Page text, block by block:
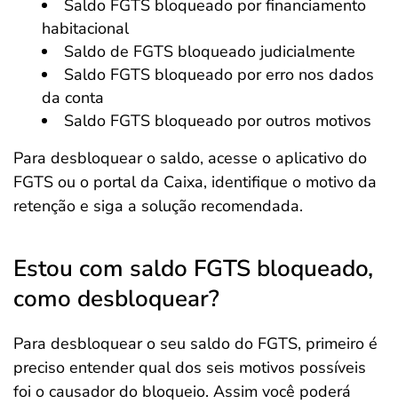
Saldo FGTS bloqueado por financiamento
habitacional
Saldo de FGTS bloqueado judicialmente
Saldo FGTS bloqueado por erro nos dados
da conta
Saldo FGTS bloqueado por outros motivos
Para desbloquear o saldo, acesse o aplicativo do
FGTS ou o portal da Caixa, identifique o motivo da
retenção e siga a solução recomendada.
Estou com saldo FGTS bloqueado,
como desbloquear?
Para desbloquear o seu saldo do FGTS, primeiro é
preciso entender qual dos seis motivos possíveis
foi o causador do bloqueio. Assim você poderá